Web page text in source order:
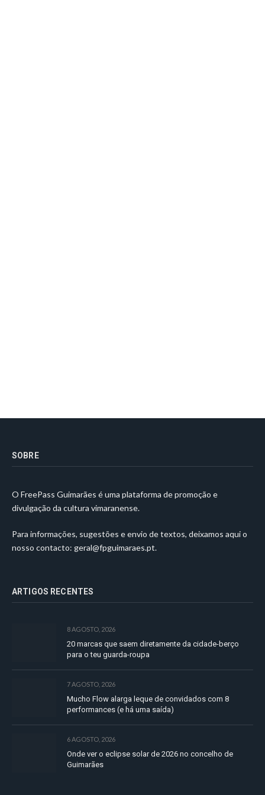
SOBRE
O FreePass Guimarães é uma plataforma de promoção e
divulgação da cultura vimaranense.
Para informações, sugestões e envio de textos, deixamos aqui o
nosso contacto: geral@fpguimaraes.pt.
ARTIGOS RECENTES
8 AGOSTO, 2026
20 marcas que saem diretamente da cidade-berço
para o teu guarda-roupa
7 AGOSTO, 2026
Mucho Flow alarga leque de convidados com 8
performances (e há uma saída)
6 AGOSTO, 2026
Onde ver o eclipse solar de 2026 no concelho de
Guimarães